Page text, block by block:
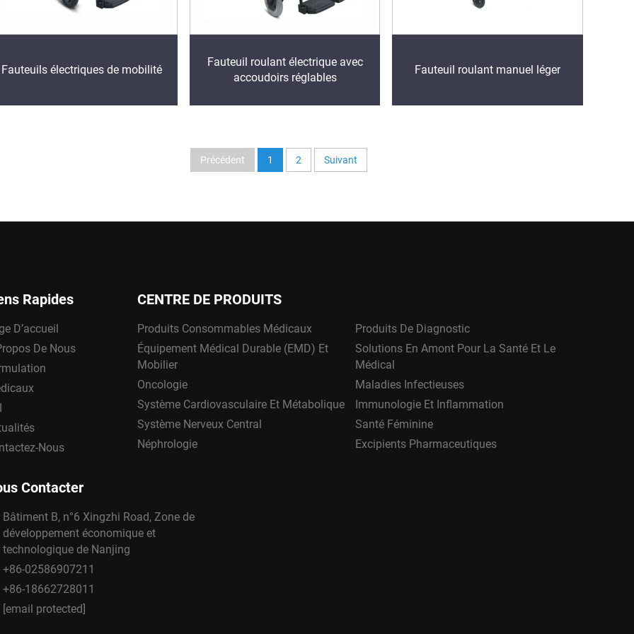
Fauteuils électriques de mobilité
Fauteuil roulant électrique avec
accoudoirs réglables
Fauteuil roulant manuel léger
Précédent 1 2 Suivant
Rapides
D’accueil
De Nous
Nous
CENTRE DE PRODUITS
Produits Consommables Médicaux
Produits De Diagnostic
Équipement Médical Durable (EMD) Et
Mobilier
Solutions En Amont Pour La Santé Et Le
Médical
Oncologie
Maladies Infectieuses
Système Cardiovasculaire Et Métabolique
Immunologie Et Inflammation
Système Nerveux Central
Santé Féminine
Néphrologie
Excipients Pharmaceutiques
Contacter
Bâtiment B, n°6 Xingzhi Road, Zone de
développement économique et
technologique de Nanjing
+86-02586907211
+86-18662728011
[email protected]